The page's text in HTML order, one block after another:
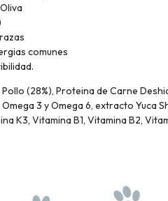
comunes
(28%), Proteina de Carne
3 y Omega 6, extracto
K3, Vitamina B1, Vitamina B2,